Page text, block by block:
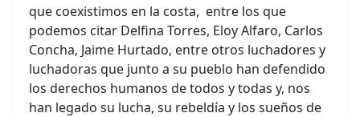
que coexistimos en la costa, entre los que
podemos citar Delfina Torres, Eloy Alfaro, Carlos
Concha, Jaime Hurtado, entre otros luchadores y
luchadoras que junto a su pueblo han defendido
los derechos humanos de todos y todas y, nos
han legado su lucha, su rebeldía y los sueños de